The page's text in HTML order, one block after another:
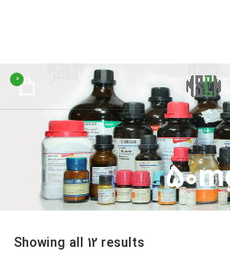
0
Showing all 12 results